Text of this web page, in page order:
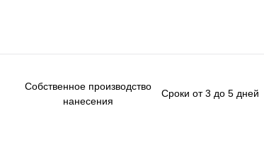
Собственное производство
нанесения
Сроки от 3 до 5 дней